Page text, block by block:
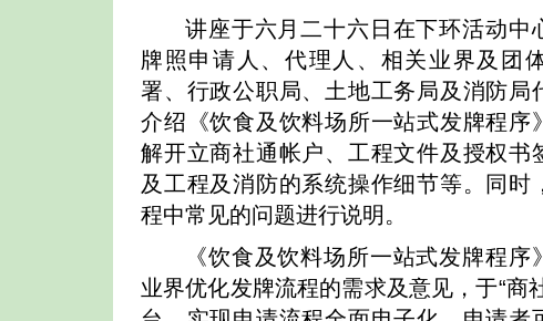
讲座于六月二十六日在下环活动中
牌照申请人、代理人、相关业界及团
署、行政公职局、土地工务局及消防局
介绍《饮食及饮料场所一站式发牌程序
解开立商社通帐户、工程文件及授权书
及工程及消防的系统操作细节等。同时
程中常见的问题进行说明。
《饮食及饮料场所一站式发牌程序
业界优化发牌流程的需求及意见，于“商